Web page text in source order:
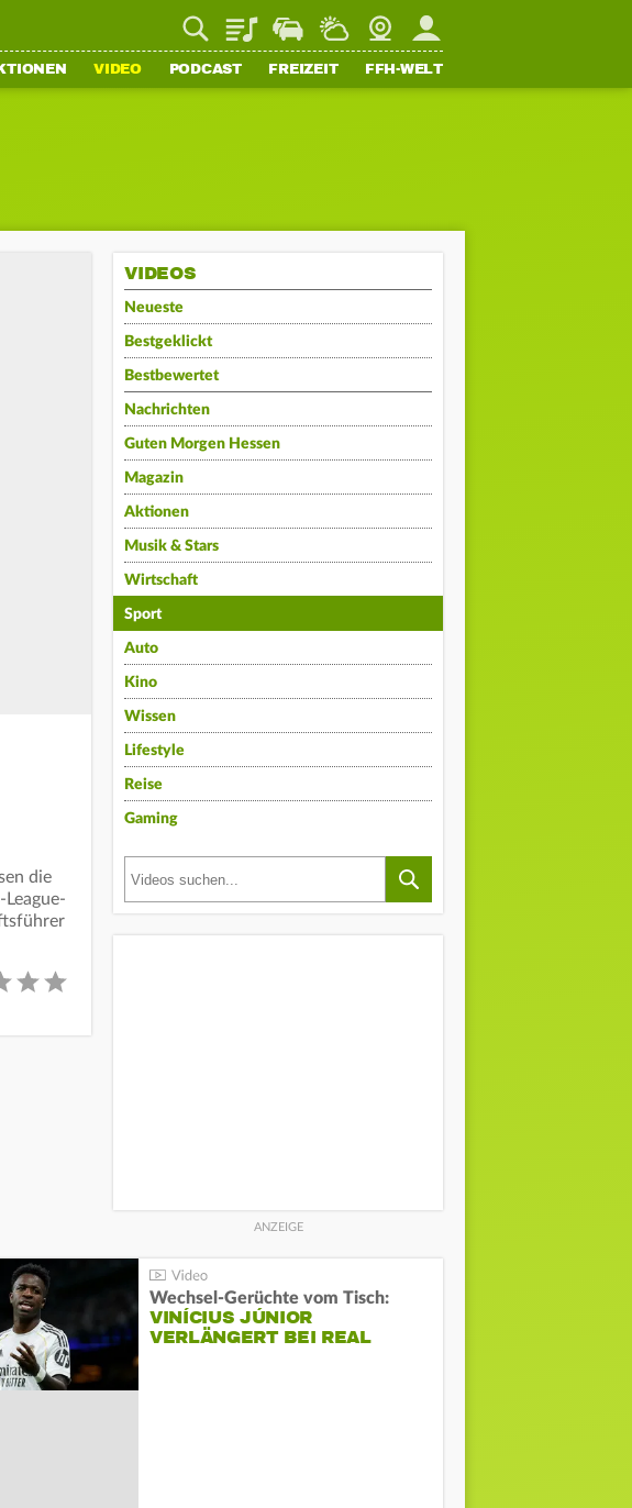
PlaylistStaupilotWetterWebcamMein FFH
VIDEO PODCAST FREIZEIT FFH-WELT
die
VIDEOS
Neueste
Bestgeklickt
Bestbewertet
Nachrichten
Guten Morgen Hessen
Magazin
Aktionen
Musik & Stars
Wirtschaft
Sport
Auto
Kino
Wissen
Lifestyle
Reise
Gaming
Wechsel-Gerüchte vom Tisch:
VINÍCIUS JÚNIOR
VERLÄNGERT BEI REAL